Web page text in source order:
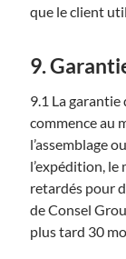
que le client
9.
9.1 La
commence au
l’assemblage
l’expédition, le
retardés pour
de Consel
plus tard 30